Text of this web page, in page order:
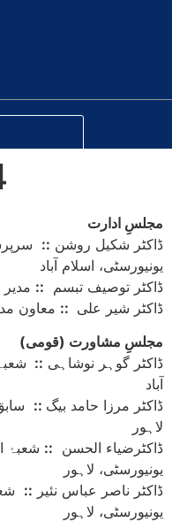
مجلسِ ادارت
ڈاکٹر شکیل روشن ::
یونیورسٹی، اسلام آباد
ڈاکٹر توصیف تبسم :: مدیر
ڈاکٹر شیر علی :: معاون
(مجلسِ مشاورت (قومی
ڈاکٹر گوہر نوشاہی ::
آباد
ڈاکٹر مرزا حامد بیگ ::
لاہور
ڈاکٹرضیاء الحسن :: شعبۂ
یونیورسٹی، لاہور
ڈاکٹر ناصر عباس نئیر ::
یونیورسٹی، لاہور